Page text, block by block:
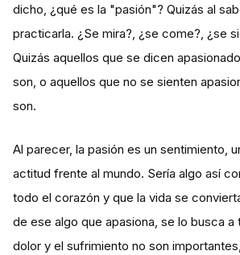
dicho, ¿qué es la "pasión"? Quizás al
practicarla. ¿Se mira?, ¿se come?, ¿se
Quizás aquellos que se dicen
son, o aquellos que no se sienten
son.
Al parecer, la pasión es un sentimiento,
actitud frente al mundo. Sería algo así
todo el corazón y que la vida se
de ese algo que apasiona, se lo busca a
dolor y el sufrimiento no son